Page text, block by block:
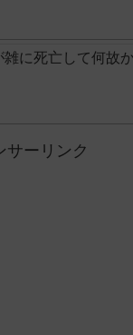
に死亡して何故
サーリンク